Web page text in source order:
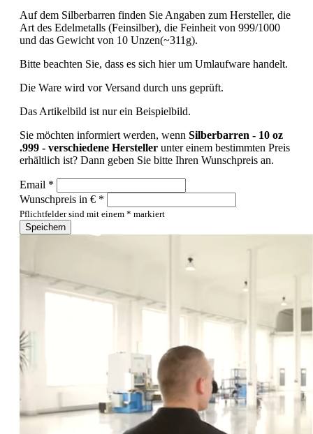
Auf dem Silberbarren finden Sie Angaben zum Hersteller, die
Art des Edelmetalls (Feinsilber), die Feinheit von 999/1000
und das Gewicht von 10 Unzen(~311g).
Bitte beachten Sie, dass es sich hier um Umlaufware handelt.
Die Ware wird vor Versand durch uns geprüft.
Das Artikelbild ist nur ein Beispielbild.
Sie möchten informiert werden, wenn Silberbarren - 10 oz
.999 - verschiedene Hersteller unter einem bestimmten Preis
erhältlich ist? Dann geben Sie bitte Ihren Wunschpreis an.
Email *
Wunschpreis in € *
Pflichtfelder sind mit einem * markiert
Speichern